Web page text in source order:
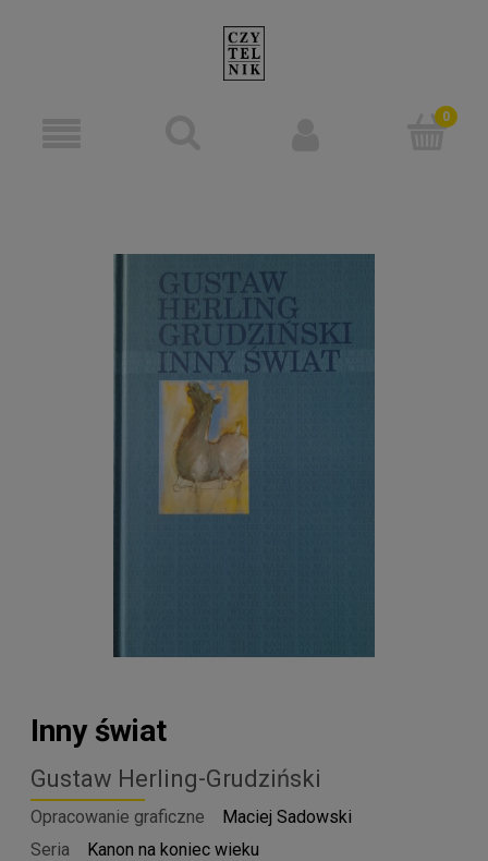
Inny świat
Gustaw Herling-Grudziński
Opracowanie graficzne
Maciej Sadowski
Seria
Kanon na koniec wieku